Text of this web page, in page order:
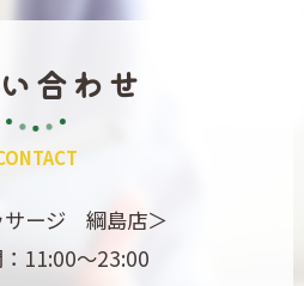
合わせ
サージ 綱島店＞
11:00～23:00